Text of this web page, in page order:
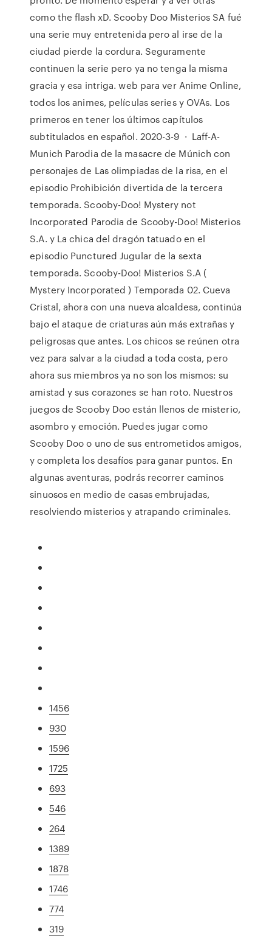
como the flash xD. Scooby Doo Misterios SA fué
una serie muy entretenida pero al irse de la
ciudad pierde la cordura. Seguramente
continuen la serie pero ya no tenga la misma
gracia y esa intriga. web para ver Anime Online,
todos los animes, películas series y OVAs. Los
primeros en tener los últimos capítulos
subtitulados en español. 2020-3-9 · Laff-A-
Munich Parodia de la masacre de Múnich con
personajes de Las olimpiadas de la risa, en el
episodio Prohibición divertida de la tercera
temporada. Scooby-Doo! Mystery not
Incorporated Parodia de Scooby-Doo! Misterios
S.A. y La chica del dragón tatuado en el
episodio Punctured Jugular de la sexta
temporada. Scooby-Doo! Misterios S.A (
Mystery Incorporated ) Temporada 02. Cueva
Cristal, ahora con una nueva alcaldesa, continúa
bajo el ataque de criaturas aún más extrañas y
peligrosas que antes. Los chicos se reúnen otra
vez para salvar a la ciudad a toda costa, pero
ahora sus miembros ya no son los mismos: su
amistad y sus corazones se han roto. Nuestros
juegos de Scooby Doo están llenos de misterio,
asombro y emoción. Puedes jugar como
Scooby Doo o uno de sus entrometidos amigos,
y completa los desafíos para ganar puntos. En
algunas aventuras, podrás recorrer caminos
sinuosos en medio de casas embrujadas,
resolviendo misterios y atrapando criminales.
1456
930
1596
1725
693
546
264
1389
1878
1746
774
319